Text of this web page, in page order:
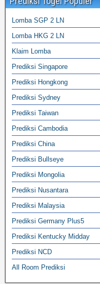
Lomba SGP 2 LN
Lomba HKG 2 LN
Klaim Lomba
Prediksi Singapore
Prediksi Hongkong
Prediksi Sydney
Prediksi Taiwan
Prediksi Cambodia
Prediksi China
Prediksi Bullseye
Prediksi Mongolia
Prediksi Nusantara
Prediksi Malaysia
Prediksi Germany Plus5
Prediksi Kentucky Midday
Prediksi NCD
All Room Prediksi